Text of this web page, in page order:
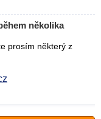
několika
prosím některý z